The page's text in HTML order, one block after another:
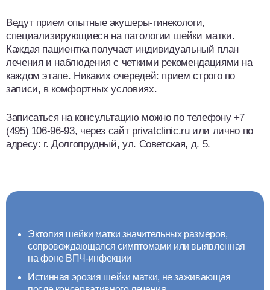
Ведут прием опытные акушеры-гинекологи,
специализирующиеся на патологии шейки матки.
Каждая пациентка получает индивидуальный план
лечения и наблюдения с четкими рекомендациями на
каждом этапе. Никаких очередей: прием строго по
записи, в комфортных условиях.
Записаться на консультацию можно по телефону +7
(495) 106-96-93, через сайт privatclinic.ru или лично по
адресу: г. Долгопрудный, ул. Советская, д. 5.
Эктопия шейки матки значительных размеров,
сопровождающаяся симптомами или выявленная
на фоне ВПЧ-инфекции
Истинная эрозия шейки матки, не заживающая